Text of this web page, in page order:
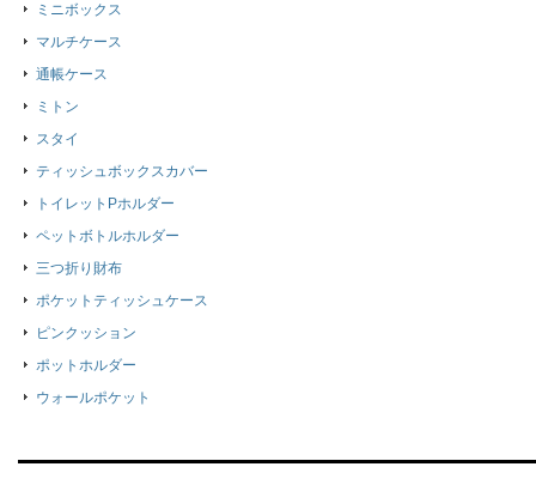
ミニボックス
マルチケース
通帳ケース
ミトン
スタイ
ティッシュボックスカバー
トイレットPホルダー
ペットボトルホルダー
三つ折り財布
ポケットティッシュケース
ピンクッション
ポットホルダー
ウォールポケット